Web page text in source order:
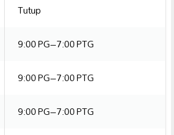
Tutup
9:00 PG–7:00 PTG
9:00 PG–7:00 PTG
9:00 PG–7:00 PTG